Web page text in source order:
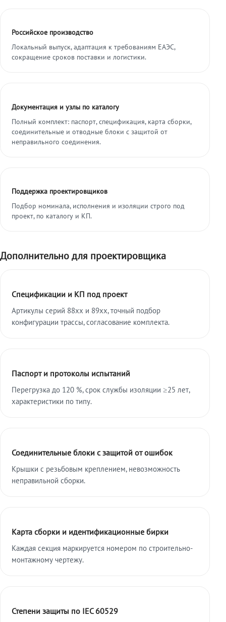
Российское производство
Локальный выпуск, адаптация к требованиям ЕАЭС,
сокращение сроков поставки и логистики.
Документация и узлы по каталогу
Полный комплект: паспорт, спецификация, карта сборки,
соединительные и отводные блоки с защитой от
неправильного соединения.
Поддержка проектировщиков
Подбор номинала, исполнения и изоляции строго под
проект, по каталогу и КП.
Дополнительно для проектировщика
Спецификации и КП под проект
Артикулы серий 88xx и 89xx, точный подбор
конфигурации трассы, согласование комплекта.
Паспорт и протоколы испытаний
Перегрузка до 120 %, срок службы изоляции ≥25 лет,
характеристики по типу.
Соединительные блоки с защитой от ошибок
Крышки с резьбовым креплением, невозможность
неправильной сборки.
Карта сборки и идентификационные бирки
Каждая секция маркируется номером по строительно-
монтажному чертежу.
Степени защиты по IEC 60529